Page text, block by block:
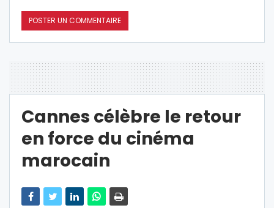
Cannes célèbre le retour
en force du cinéma
marocain